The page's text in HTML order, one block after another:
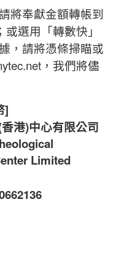
將奉獻金額轉帳到
選用「轉數快」
，請將憑條掃瞄或
，我們將儘
]
港)中心有限公司
Limited